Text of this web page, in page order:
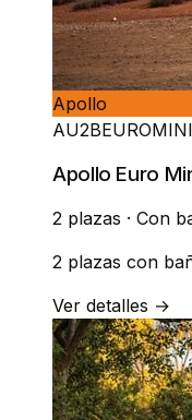
Apollo
AU2BEUROMINI
Apollo Euro
2 plazas · Con
2 plazas con
Ver detalles →